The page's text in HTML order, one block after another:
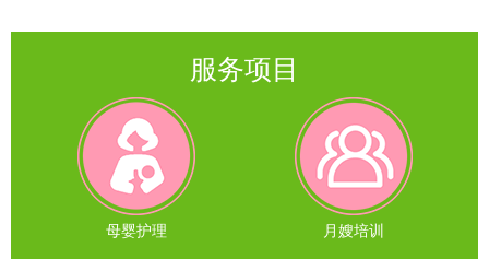
服务项目
母婴护理 月嫂培训